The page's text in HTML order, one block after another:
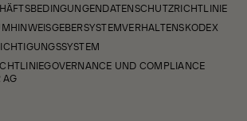
DATENSCHUTZRICHTLINIE
HINWEISGEBERSYSTEMVERHALTENSKODEX
GOVERNANCE UND COMPLIANCE
AG